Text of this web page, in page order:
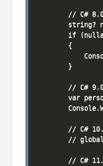
// C# 8.0
string?
if
        {
        }
// C#
var
// C#
//
// C#